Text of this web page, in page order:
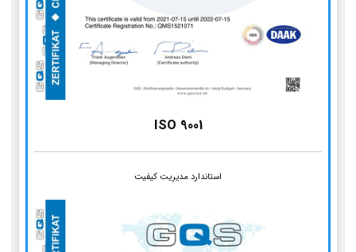
ISO 9001
استاندارد مدیریت کیفیت